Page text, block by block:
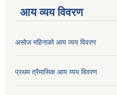
आय व्यय विवरण
असोज महिनाको आय व्यय विवरण
प्रथम त्रैमासिक आय व्यय विवरण